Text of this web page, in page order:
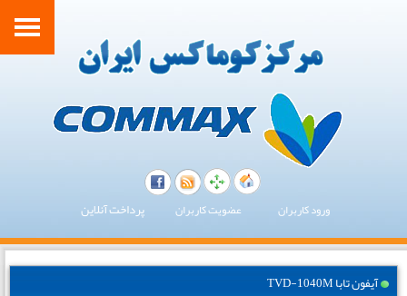
ورود کاربران عضویت کاربران پرداخت آنلاین
آیفون تابا TVD-1040M